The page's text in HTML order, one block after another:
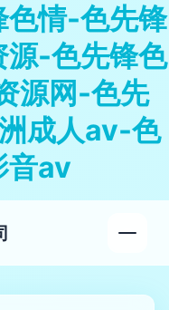
情-色先锋
-色先锋色
源网-色先
成人av-色
音av